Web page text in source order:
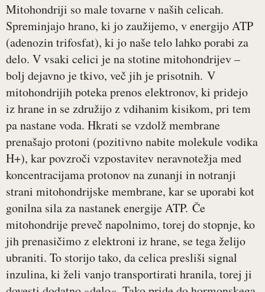
Mitohondriji so male tovarne v naših celicah.
Spreminjajo hrano, ki jo zaužijemo, v energijo ATP
(adenozin trifosfat), ki jo naše telo lahko porabi za
delo. V vsaki celici je na stotine mitohondrijev –
bolj dejavno je tkivo, več jih je prisotnih. V
mitohondrijih poteka prenos elektronov, ki pridejo
iz hrane in se združijo z vdihanim kisikom, pri tem
pa nastane voda. Hkrati se vzdolž membrane
prenašajo protoni (pozitivno nabite molekule vodika
H+), kar povzroči vzpostavitev neravnotežja med
koncentracijama protonov na zunanji in notranji
strani mitohondrijske membrane, kar se uporabi kot
gonilna sila za nastanek energije ATP. Če
mitohondrije preveč napolnimo, torej do stopnje, ko
jih prenasičimo z elektroni iz hrane, se tega želijo
ubraniti. To storijo tako, da celica presliši signal
inzulina, ki želi vanjo transportirati hranila, torej ji